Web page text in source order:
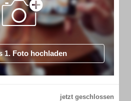
1. Foto hochladen